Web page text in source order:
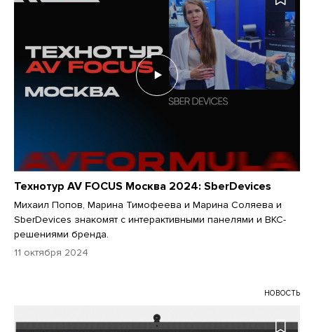
Технотур AV FOCUS Москва 2024: SberDevices
Михаил Попов, Марина Тимофеева и Марина Соляева и
SberDevices знакомят с интерактивными панелями и ВКС-
решениями бренда.
11 октября 2024
НОВОСТЬ